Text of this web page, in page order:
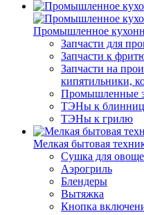
Промышленное
Запчасти для
Запчасти к
Запчасти на
кипятильники,
Промышленные
ТЭНы к
ТЭНы к грилю
Мелкая бытовая
Cушка для
Аэрогриль
Блендеры
Вытяжка
Кнопка